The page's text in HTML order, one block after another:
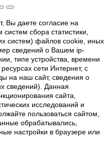
Вы даете согласие на
систем сбора статистики,
систем) файлов cookie, иных
сведений о Вашем ip-
типе устройства, времени
сети Интернет, с
на наш сайт, сведения о
сведений). Данная
сайта,
исследований и
пользоваться сайтом,
обрабатывались,
настройки в браузере или